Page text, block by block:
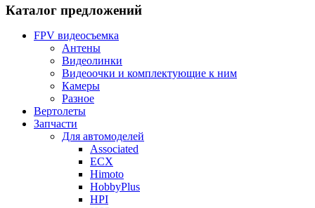
Каталог предложений
FPV видеосъемка
Антены
Видеолинки
Видеоочки и комплектующие к ним
Камеры
Разное
Вертолеты
Запчасти
Для автомоделей
Associated
ECX
Himoto
HobbyPlus
HPI